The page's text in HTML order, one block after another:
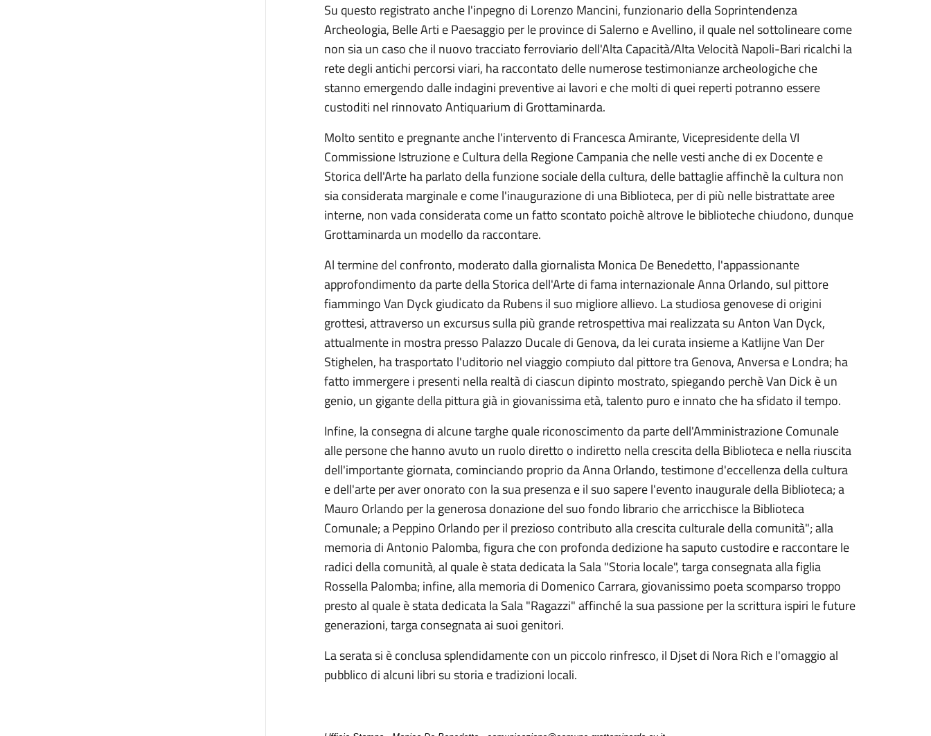
Su questo registrato anche l'inpegno di Lorenzo Mancini, funzionario della Soprintendenza
Archeologia, Belle Arti e Paesaggio per le province di Salerno e Avellino, il quale nel sottolineare come
non sia un caso che il nuovo tracciato ferroviario dell'Alta Capacità/Alta Velocità Napoli-Bari ricalchi la
rete degli antichi percorsi viari, ha raccontato delle numerose testimonianze archeologiche che
stanno emergendo dalle indagini preventive ai lavori e che molti di quei reperti potranno essere
custoditi nel rinnovato Antiquarium di Grottaminarda.
Molto sentito e pregnante anche l'intervento di Francesca Amirante, Vicepresidente della VI
Commissione Istruzione e Cultura della Regione Campania che nelle vesti anche di ex Docente e
Storica dell'Arte ha parlato della funzione sociale della cultura, delle battaglie affinchè la cultura non
sia considerata marginale e come l'inaugurazione di una Biblioteca, per di più nelle bistrattate aree
interne, non vada considerata come un fatto scontato poichè altrove le biblioteche chiudono, dunque
Grottaminarda un modello da raccontare.
Al termine del confronto, moderato dalla giornalista Monica De Benedetto, l'appassionante
approfondimento da parte della Storica dell'Arte di fama internazionale Anna Orlando, sul pittore
fiammingo Van Dyck giudicato da Rubens il suo migliore allievo. La studiosa genovese di origini
grottesi, attraverso un excursus sulla più grande retrospettiva mai realizzata su Anton Van Dyck,
attualmente in mostra presso Palazzo Ducale di Genova, da lei curata insieme a Katlijne Van Der
Stighelen, ha trasportato l'uditorio nel viaggio compiuto dal pittore tra Genova, Anversa e Londra; ha
fatto immergere i presenti nella realtà di ciascun dipinto mostrato, spiegando perchè Van Dick è un
genio, un gigante della pittura già in giovanissima età, talento puro e innato che ha sfidato il tempo.
Infine, la consegna di alcune targhe quale riconoscimento da parte dell'Amministrazione Comunale
alle persone che hanno avuto un ruolo diretto o indiretto nella crescita della Biblioteca e nella riuscita
dell'importante giornata, cominciando proprio da Anna Orlando, testimone d'eccellenza della cultura
e dell'arte per aver onorato con la sua presenza e il suo sapere l'evento inaugurale della Biblioteca; a
Mauro Orlando per la generosa donazione del suo fondo librario che arricchisce la Biblioteca
Comunale; a Peppino Orlando per il prezioso contributo alla crescita culturale della comunità";alla
memoria diAntonio Palomba, figura che con profonda dedizione ha saputo custodire e raccontare le
radici della comunità, al quale è stata dedicata la Sala "Storia locale", targa consegnata alla figlia
Rossella Palomba; infine, alla memoria di Domenico Carrara, giovanissimo poeta scomparso troppo
presto al quale è stata dedicata la Sala "Ragazzi" affinché la sua passione per la scrittura ispiri le future
generazioni, targa consegnata ai suoi genitori.
La serata si è conclusa splendidamente con un piccolo rinfresco, il Djset di Nora Rich e l'omaggio al
pubblico di alcuni libri su storia e tradizioni locali.